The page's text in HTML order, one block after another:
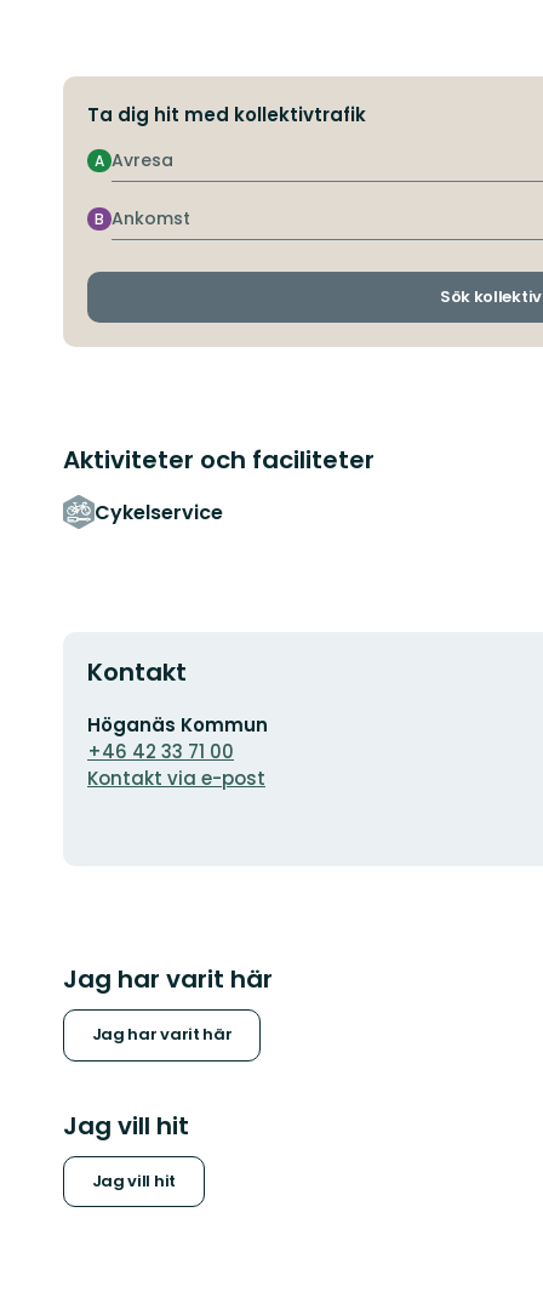
Ta dig hit med kollektivtrafik
Avresa
A
Ankomst
B
Sök
Aktiviteter och faciliteter
Cykelservice
Kontakt
E-
postadress
Höganäs Kommun
+46 42 33 71 00
Kontakt via e-post
Jag har varit här
Jag har varit här
Jag vill hit
Jag vill hit